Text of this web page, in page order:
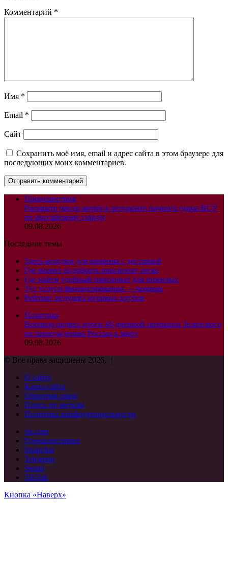
Комментарий *
Имя *
Email *
Сайт
Сохранить моё имя, email и адрес сайта в этом браузере для
последующих моих комментариев.
Происшествия
Раскрыто число жертв в результате ночного удара ВСУ
по российскому городу
09.08.2026
Последние темы
Здесь колодки для машины с доставкой
Где можно подобрать пансионат легко
Где найти удобный пансионат для пожилых
Тут услуги финансирования — помощь
Рейтинг ведущих игровых клубов
Политика
Военкор подвел итоги 40-дневной операции Зеленского
по принуждению России к миру
09.08.2026
© Все права защищены 2026, |
О сайте
Карта сайта
Обратная связь
Поиск по меткам
Политика конфиденциальности
vk.com
Одноклассники
Snapchat
Telegram
Steam
TikTok
Кнопка «Наверх»